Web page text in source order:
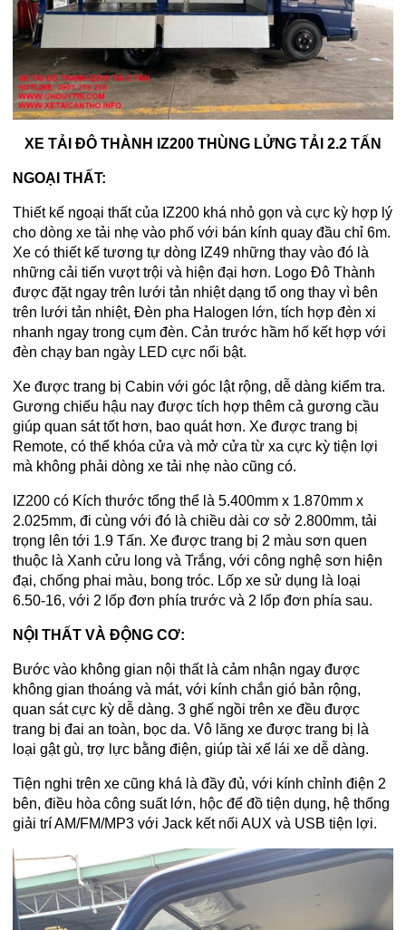
XE TẢI ĐÔ THÀNH IZ200 THÙNG LỬNG TẢI 2.2 TẤN
NGOẠI THẤT:
Thiết kế ngoại thất của IZ200 khá nhỏ gọn và cực kỳ hợp lý
cho dòng xe tải nhẹ vào phố với bán kính quay đầu chỉ 6m.
Xe có thiết kế tương tự dòng IZ49 những thay vào đó là
những cải tiến vượt trội và hiện đại hơn. Logo Đô Thành
được đặt ngay trên lưới tản nhiệt dạng tổ ong thay vì bên
trên lưới tản nhiệt, Đèn pha Halogen lớn, tích hợp đèn xi
nhanh ngay trong cụm đèn. Cản trước hầm hố kết hợp với
đèn chạy ban ngày LED cực nổi bật.
Xe được trang bị Cabin với góc lật rộng, dễ dàng kiểm tra.
Gương chiếu hậu nay được tích hợp thêm cả gương cầu
giúp quan sát tốt hơn, bao quát hơn. Xe được trang bị
Remote, có thể khóa cửa và mở cửa từ xa cực kỳ tiện lợi
mà không phải dòng xe tải nhẹ nào cũng có.
IZ200 có Kích thước tổng thể là 5.400mm x 1.870mm x
2.025mm, đi cùng với đó là chiều dài cơ sở 2.800mm, tải
trọng lên tới 1.9 Tấn. Xe được trang bị 2 màu sơn quen
thuộc là Xanh cửu long và Trắng, với công nghệ sơn hiện
đại, chống phai màu, bong tróc. Lốp xe sử dụng là loại
6.50-16, với 2 lốp đơn phía trước và 2 lốp đơn phía sau.
NỘI THẤT VÀ ĐỘNG CƠ:
Bước vào không gian nội thất là cảm nhận ngay được
không gian thoáng và mát, với kính chắn gió bản rộng,
quan sát cực kỳ dễ dàng. 3 ghế ngồi trên xe đều được
trang bị đai an toàn, bọc da. Vô lăng xe được trang bị là
loại gật gù, trợ lực bằng điện, giúp tài xế lái xe dễ dàng.
Tiện nghi trên xe cũng khá là đầy đủ, với kính chỉnh điện 2
bên, điều hòa công suất lớn, hộc để đồ tiện dụng, hệ thống
giải trí AM/FM/MP3 với Jack kết nối AUX và USB tiện lợi.